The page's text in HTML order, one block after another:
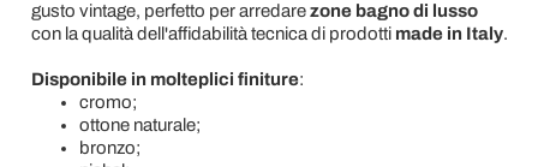
gusto vintage, perfetto per arredarezone bagno di lusso
con la qualità dell'affidabilità tecnica di prodotti made in Italy.
Disponibile in molteplici finiture:
cromo;
ottone naturale;
bronzo;